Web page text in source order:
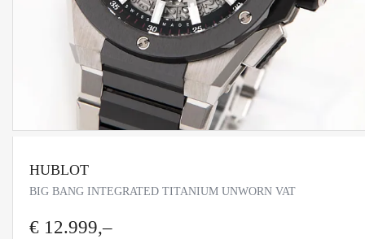
HUBLOT
BIG BANG INTEGRATED TITANIUM UNWORN VAT
€ 12.999,–